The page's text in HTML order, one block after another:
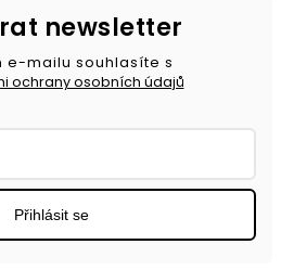
newsletter
e-mailu souhlasíte s
ochrany osobních údajů
Přihlásit se